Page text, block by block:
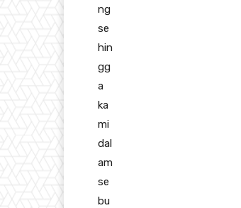
ng
se
hin
gg
a
ka
mi
dal
am
se
bu